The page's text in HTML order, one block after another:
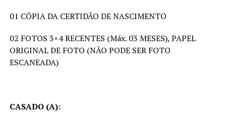
01 CÓPIA DA CERTIDÃO DE NASCIMENTO
02 FOTOS 3×4 RECENTES (Máx. 03 MESES), PAPEL
ORIGINAL DE FOTO (NÃO PODE SER FOTO
ESCANEADA)
CASADO (A):